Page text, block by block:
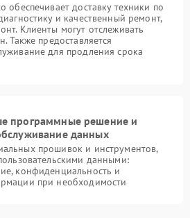
обеспечивает доставку техники по
и качественный ремонт,
Клиенты могут отслеживать
Также предоставляется
для продления срока
программные решение и
данных
прошивок и инструментов,
данными:
конфиденциальность и
при необходимости